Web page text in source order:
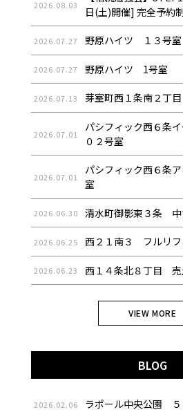
2026.08.03
日(土)開催] 完全予約
2026.07.27 野原ハイツ １３号室
2026.07.27 野原ハイツ 1号室
2026.07.13 芽室町西１条南２丁
2026.07.01
パシフィック西６条
０２号室
2026.07.01
パシフィック西６条
室
2026.06.30 清水町御影東３条 中
2026.06.25 西２１南３ フルリフ
2026.06.23 西１４条北８丁目 売
VIEW MORE
BLOG
2026.02.06 ラポール中央公園 ５